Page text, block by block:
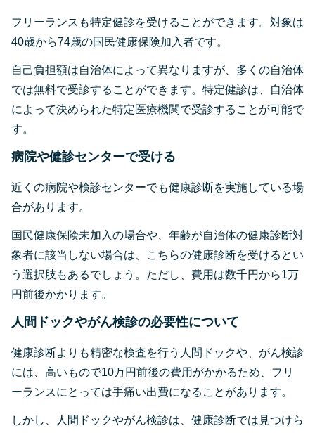
フリーランスも特定健診を受けることができます。対象は
40歳から74歳の国民健康保険加入者です。
自己負担額は自治体によって異なりますが、多くの自治体
では無料で受診することができます。特定健診は、自治体
によって決められた特定医療機関で受診することが可能で
す。
病院や健診センターで受ける
近くの病院や検診センターでも健康診断を実施している場
合があります。
国民健康保険未加入の場合や、年齢が自治体の健康診断対
象者に該当しない場合は、こちらの健康診断を受けるとい
う選択肢もあるでしょう。ただし、費用は数千円から1万
円前後かかります。
人間ドックやがん検診の必要性について
健康診断よりも精密な検査を行う人間ドックや、がん検診
には、高いもので10万円前後の費用がかかるため、フリ
ーランスにとっては手痛い出費になることがあります。
しかし、人間ドックやがん検診は、健康診断では見つけら